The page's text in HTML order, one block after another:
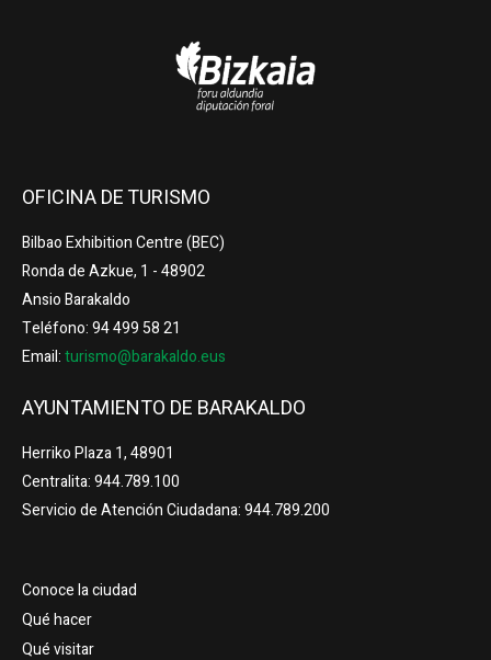
OFICINA DE TURISMO
Bilbao Exhibition Centre (BEC)
Ronda de Azkue, 1 - 48902
Ansio Barakaldo
Teléfono: 94 499 58 21
Email:turismo@barakaldo.eus
AYUNTAMIENTO DE BARAKALDO
Herriko Plaza 1, 48901
Centralita: 944.789.100
Servicio de Atención Ciudadana: 944.789.200
Conoce la ciudad
Qué hacer
Qué visitar